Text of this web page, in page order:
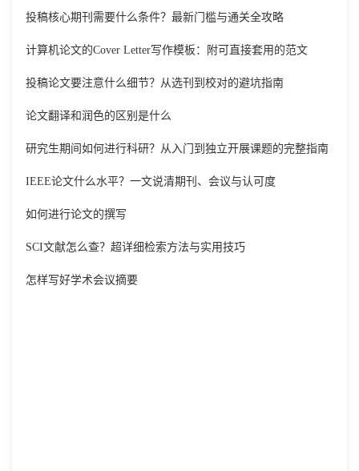
投稿核心期刊需要什么条件？最新门槛与通关全攻略
计算机论文的Cover Letter写作模板：附可直接套用的范文
投稿论文要注意什么细节？从选刊到校对的避坑指南
论文翻译和润色的区别是什么
研究生期间如何进行科研？从入门到独立开展课题的完整指南
IEEE论文什么水平？一文说清期刊、会议与认可度
如何进行论文的撰写
SCI文献怎么查？超详细检索方法与实用技巧
怎样写好学术会议摘要